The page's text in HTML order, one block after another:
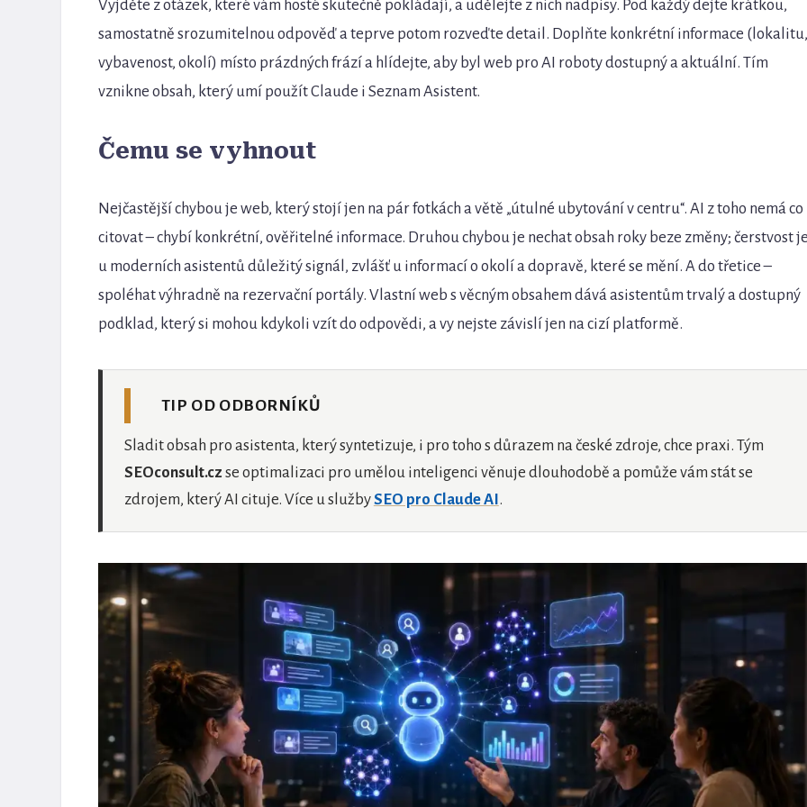
Vyjděte z otázek, které vám hosté skutečně pokládají, a udělejte z nich nadpisy. Pod každý dejte krátkou,
samostatně srozumitelnou odpověď a teprve potom rozveďte detail. Doplňte konkrétní informace (lokalitu,
vybavenost, okolí) místo prázdných frází a hlídejte, aby byl web pro AI roboty dostupný a aktuální. Tím
vznikne obsah, který umí použít Claude i Seznam Asistent.
Čemu se vyhnout
Nejčastější chybou je web, který stojí jen na pár fotkách a větě „útulné ubytování v centru“. AI z toho nemá co
citovat – chybí konkrétní, ověřitelné informace. Druhou chybou je nechat obsah roky beze změny; čerstvost
u moderních asistentů důležitý signál, zvlášť u informací o okolí a dopravě, které se mění. A do třetice –
spoléhat výhradně na rezervační portály. Vlastní web s věcným obsahem dává asistentům trvalý a dostupný
podklad, který si mohou kdykoli vzít do odpovědi, a vy nejste závislí jen na cizí platformě.
TIP OD ODBORNÍKŮ
Sladit obsah pro asistenta, který syntetizuje, i pro toho s důrazem na české zdroje, chce praxi. Tým
SEOconsult.cz se optimalizaci pro umělou inteligenci věnuje dlouhodobě a pomůže vám stát se
zdrojem, který AI cituje. Více u službySEO pro Claude AI.